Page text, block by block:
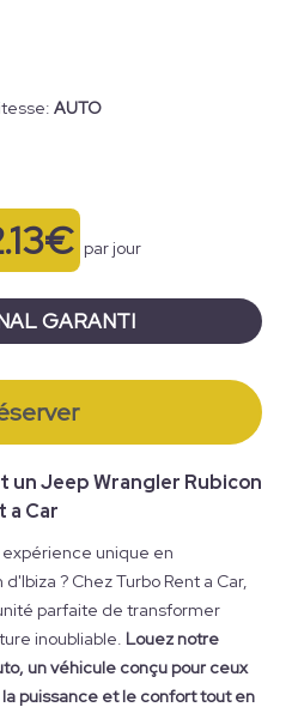
AUTO
par jour
GARANTI
un Jeep Wrangler Rubicon
a Car
unique en
? Chez Turbo Rent a Car,
parfaite de transformer
inoubliable. Louez notre
un véhicule conçu pour ceux
puissance et le confort tout en